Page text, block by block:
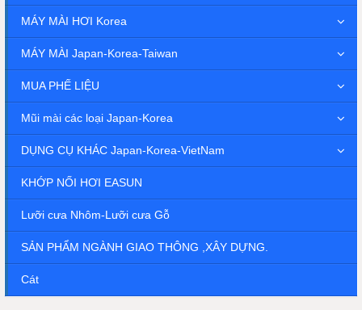
MÁY MÀI HƠI Korea
MÁY MÀI Japan-Korea-Taiwan
MUA PHẾ LIỆU
Mũi mài các loại Japan-Korea
DỤNG CỤ KHÁC Japan-Korea-VietNam
KHỚP NỐI HƠI EASUN
Lưỡi cưa Nhôm-Lưỡi cưa Gỗ
SẢN PHẨM NGÀNH GIAO THÔNG ,XÂY DỰNG.
Cát